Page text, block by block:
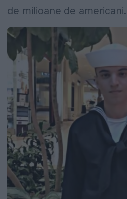
de milioane de americani.